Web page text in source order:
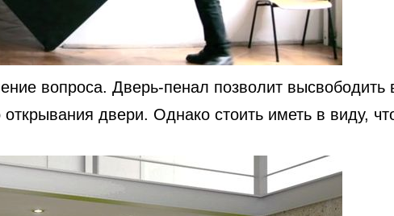
вопроса. Дверь-пенал позволит высвободить
двери. Однако стоить иметь в виду,